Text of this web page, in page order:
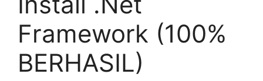
Framework (100%
BERHASIL)